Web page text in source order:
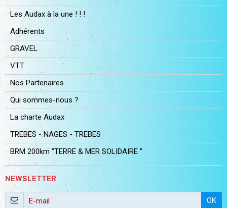
Les Audax à la une ! ! !
Adhérents
GRAVEL
VTT
Nos Partenaires
Qui sommes-nous ?
La charte Audax
TREBES - NAGES - TREBES
BRM 200km "TERRE & MER SOLIDAIRE "
NEWSLETTER
OK